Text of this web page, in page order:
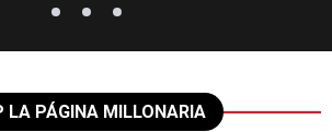
LA PÁGINA MILLONARIA